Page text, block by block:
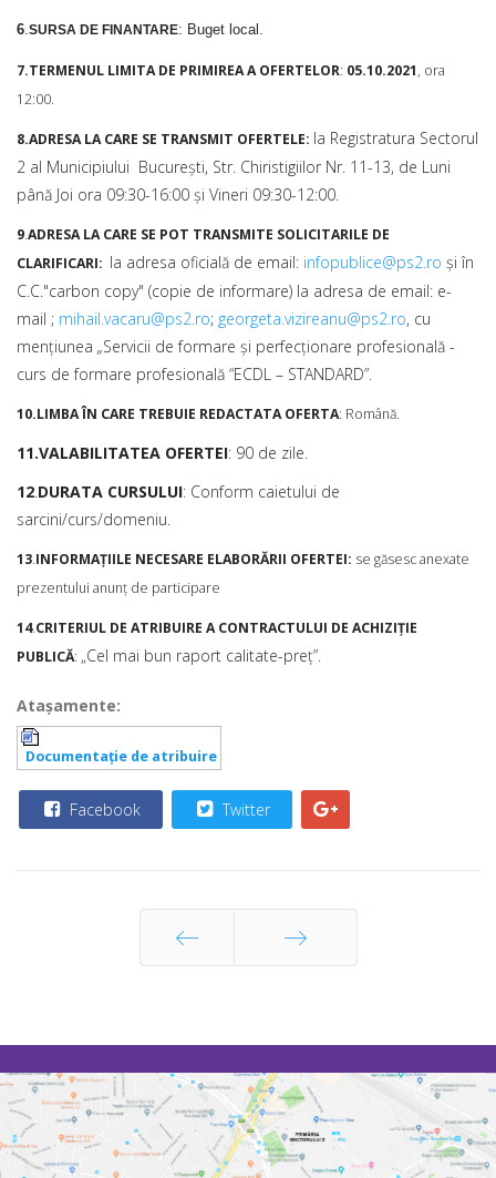
6.SURSA DE FINANTARE: Buget local.
7.TERMENUL LIMITA DE PRIMIREA A OFERTELOR: 05.10.2021, ora
12:00.
8.ADRESA LA CARE SE TRANSMIT OFERTELE: la Registratura Sectorul
2 al Municipiului București, Str. Chiristigiilor Nr. 11-13, de Luni
până Joi ora 09:30-16:00 şi Vineri 09:30-12:00.
9.ADRESA LA CARE SE POT TRANSMITE SOLICITARILE DE
CLARIFICARI: la adresa oficială de email: infopublice@ps2.ro şi în
C.C."carbon copy" (copie de informare) la adresa de email: e-
mail ; mihail.vacaru@ps2.ro; georgeta.vizireanu@ps2.ro, cu
menţiunea „Servicii de formare şi perfecţionare profesională -
curs de formare profesională “ECDL – STANDARD”.
10.LIMBA ÎN CARE TREBUIE REDACTATA OFERTA: Română.
11.VALABILITATEA OFERTEI: 90 de zile.
12.DURATA CURSULUI: Conform caietului de
sarcini/curs/domeniu.
13.INFORMAŢIILE NECESARE ELABORĂRII OFERTEI: se găsesc anexate
prezentului anunţ de participare
14.CRITERIUL DE ATRIBUIRE A CONTRACTULUI DE ACHIZIŢIE
PUBLICĂ: „Cel mai bun raport calitate-preţ”.
Ataşamente:
Documentaţie de atribuire
Facebook Twitter